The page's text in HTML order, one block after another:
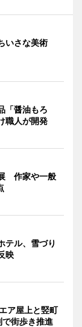
いさな美術
「醤油もろ
職人が開発
作家や一般
テル、雪づり
映
ア屋上と竪町
街歩き推進